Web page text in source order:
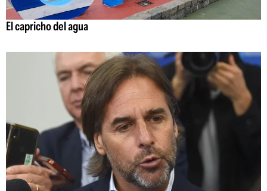
El capricho del agua